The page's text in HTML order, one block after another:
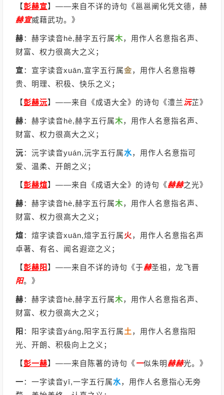
【彭赫宣】 ——来自不详的诗句《邕邕阐化凭文德，赫
赫宣威藉武功。》
赫：赫字读音hè,赫字五行属木，用作人名意指名声、
财富、权力很高大之义；
宣：宣字读音xuān,宣字五行属金，用作人名意指尊
贵、明理、积极、快乐之义；
【彭赫沅】 ——来自《成语大全》的诗句《澧兰沅芷》
赫：赫字读音hè,赫字五行属木，用作人名意指名声、
财富、权力很高大之义；
沅：沅字读音yuán,沅字五行属水，用作人名意指可
爱、温柔、开朗之义；
【彭赫煊】 ——来自《成语大全》的诗句《赫赫之光》
赫：赫字读音hè,赫字五行属木，用作人名意指名声、
财富、权力很高大之义；
煊：煊字读音xuān,煊字五行属火，用作人名意指名声
卓著、有名、闻名遐迩之义；
【彭赫阳 】 ——来自不详的诗句《于赫圣祖，龙飞晋
阳。》
赫：赫字读音hè,赫字五行属木，用作人名意指名声、
财富、权力很高大之义；
阳 ：阳字读音yáng,阳字五行属土，用作人名意指阳
光、开朗、积极向上之义；
【彭一赫】 ——来自陈著的诗句《 一似朱明赫赫光。》
一：一字读音yī,一字五行属水，用作人名意指心无旁